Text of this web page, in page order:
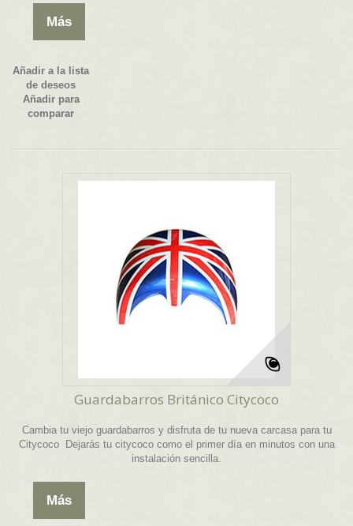
Más
Añadir a la lista
de deseos
Añadir para
comparar
Guardabarros Británico Citycoco
Cambia tu viejo guardabarros y disfruta de tu nueva carcasa para tu
Citycoco Dejarás tu citycoco como el primer día en minutos con una
instalación sencilla.
Más